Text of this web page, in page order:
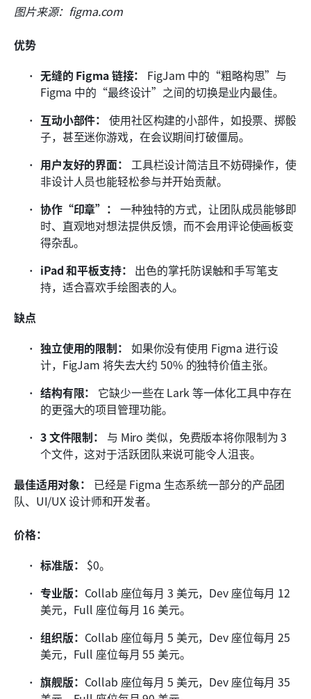
图片来源：figma.com
优势
无缝的 Figma 链接：
FigJam 中的“粗略构思”与
Figma 中的“最终设计”之间的切换是业内最佳。
互动小部件： 使用社区构建的小部件，如投票、掷骰
子，甚至迷你游戏，在会议期间打破僵局。
用户友好的界面： 工具栏设计简洁且不妨碍操作，使
非设计人员也能轻松参与并开始贡献。
协作“印章”： 一种独特的方式，让团队成员能够即
时、直观地对想法提供反馈，而不会用评论使画板变
得杂乱。
iPad 和平板支持： 出色的掌托防误触和手写笔支
持，适合喜欢手绘图表的人。
缺点
独立使用的限制： 如果你没有使用 Figma 进行设
计，FigJam 将失去大约 50% 的独特价值主张。
结构有限：
它缺少一些在 Lark 等一体化工具中存在
的更强大的项目管理功能。
3 文件限制：
与 Miro 类似，免费版本将你限制为 3
个文件，这对于活跃团队来说可能令人沮丧。
最佳适用对象：
已经是 Figma 生态系统一部分的产品团
队、UI/UX 设计师和开发者。
价格：
标准版： $0。
专业版： Collab 座位每月 3 美元，Dev 座位每月 12
美元，Full 座位每月 16 美元。
组织版： Collab 座位每月 5 美元，Dev 座位每月 25
美元，Full 座位每月 55 美元。
旗舰版： Collab 座位每月 5 美元，Dev 座位每月 35